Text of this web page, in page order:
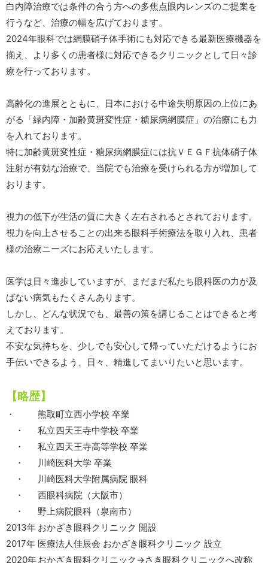
白内障治療では条件の合う方への多焦点眼内レンズのご提案を
行うなど、治療の幅を広げております。
2024年眼科では網膜硝子体手術にも対応できる最新医療機器を
揃え、より多くの患者様に対応できるクリニックとして日々診
療を行っております。
高齢化の進展とともに、日本における中途失明原因の上位にあ
がる「緑内障・加齢黄斑変性症・糖尿病網膜症」の治療にも力
を入れております。
特に加齢黄斑変性症・糖尿病網膜症には抗ＶＥＧＦ抗体硝子体
注射が有効な治療で、当院でも治療を受けられる方が増加して
おります。
視力の低下が生活の質に大きく左右されるとされております。
視力を向上させることの出来る眼科手術療法を取り入れ、患者
様の治療ニーズにお応えいたします。
医学は日々進歩していますが、まだまだ私たち眼科医の力が及
ばない病気もたくさんあります。
しかし、どんな状況でも、最善の策を講じることはできると考
えております。
不安な気持ちを、少しでも安心して帰っていただけるようにお
手伝いできるよう、日々、精進してまいりたいと思います。
【略歴】
・
熊取町立西小学校 卒業
・
私立四天王寺中学校 卒業
・
私立四天王寺高等学校 卒業
・
川崎医科大学 卒業
・
川崎医科大学附属病院 眼科
・
西眼科病院（大阪市）
・
野上病院眼科（泉南市）
2013年 おかざき眼科クリニック 開設
2017年 医療法人佳辰会 おかざき眼科クリニック 設立
2020年おかざき眼科クリニック→さき眼科クリニックへ改称